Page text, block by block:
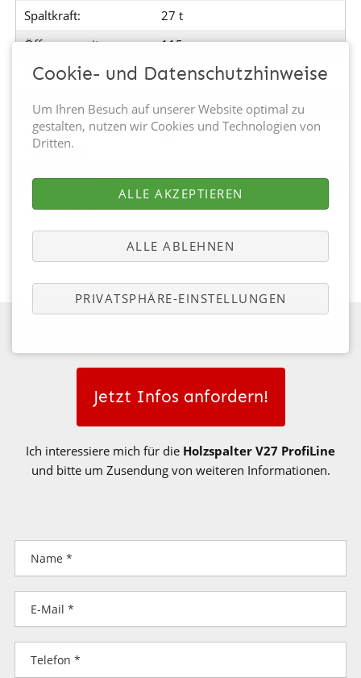
Spaltkraft:
27 t
Öffnungsweite:
115 cm
Stempelvor-/rücklauf:
max. 16,2 / 15,3 cm/s
Pumpenleistung:
58 l/min
Füllmenge
Hydrauliköl:
Spaltmesserlänge:
285 mm
Eigengewicht:
615 kg
Jetzt Infos anfordern!
Ich interessiere mich für die Holzspalter V27 ProfiLine
und bitte um Zusendung von weiteren Informationen.
Cookie- und Datenschutzhinweise
Um Ihren Besuch auf unserer Website optimal zu
gestalten, nutzen wir Cookies und Technologien von
Dritten.
ALLE AKZEPTIEREN
ALLE ABLEHNEN
PRIVATSPHÄRE-EINSTELLUNGEN